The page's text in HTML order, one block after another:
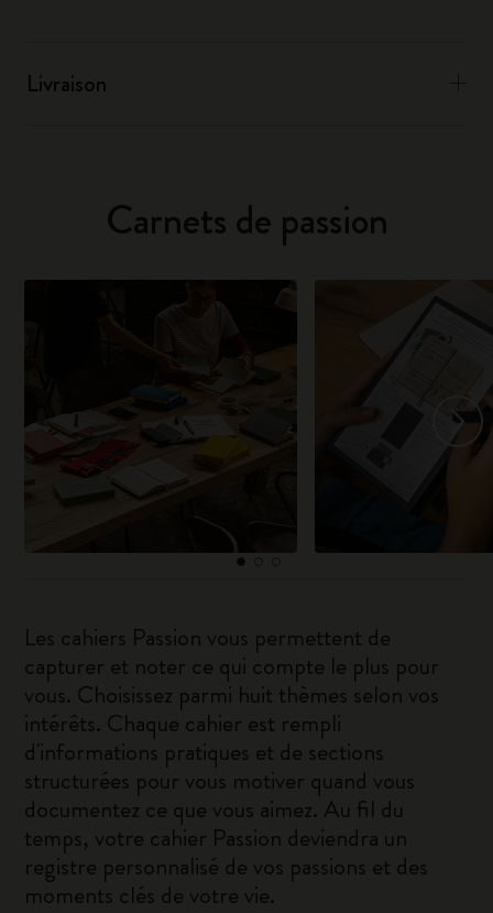
Livraison
Carnets de passion
Les cahiers Passion vous permettent de
capturer et noter ce qui compte le plus pour
vous. Choisissez parmi huit thèmes selon vos
intérêts. Chaque cahier est rempli
d'informations pratiques et de sections
structurées pour vous motiver quand vous
documentez ce que vous aimez. Au fil du
temps, votre cahier Passion deviendra un
registre personnalisé de vos passions et des
moments clés de votre vie.